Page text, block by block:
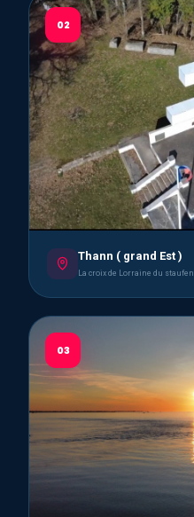
02
Thann ( grand Est )
La croix de Lorraine du staufen
03